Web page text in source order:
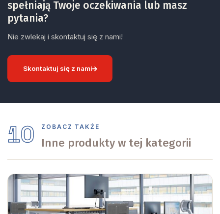
spełniają Twoje oczekiwania lub masz
pytania?
Nie zwlekaj i skontaktuj się z nami!
Skontaktuj się z nami
10 ZOBACZ TAKŻE
Inne produkty w tej kategorii